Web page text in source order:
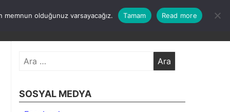
KATEGORİLER İLETİŞİM ARŞİV
Arama:
SOSYAL MEDYA
olduğunuz varsayacağız. Tamam Read more